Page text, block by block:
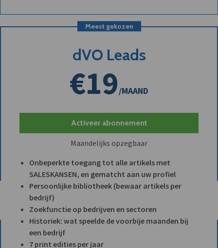
Meest gekozen
dVO Leads
€19/MAAND
Activeer abonnement
Maandelijks opzegbaar
Onbeperkte toegang tot alle artikels met
SALESKANSEN, en gematcht aan uw profiel
Persoonlijke bibliotheek (bewaar artikels per
bedrijf)
Zoekfunctie op bedrijven en sectoren
Historiek: wat speelde de voorbije maanden bij
een bedrijf
7 print edities per jaar